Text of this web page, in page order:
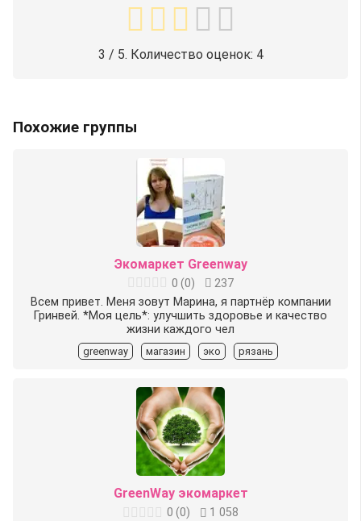
3 / 5. Количество оценок: 4
Похожие группы
Экомаркет Greenway
0 (0)
237
Всем привет. Меня зовут Марина, я партнёр компании
Гринвей. *Моя цель*: улучшить здоровье и качество
жизни каждого чел
greenway магазин эко рязань
GreenWay экомаркет
0 (0)
1 058